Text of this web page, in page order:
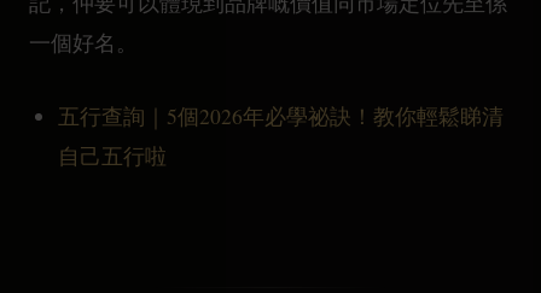
一個好名。
五行查詢｜5個2026年必學祕訣！教你輕鬆睇清
自己五行啦